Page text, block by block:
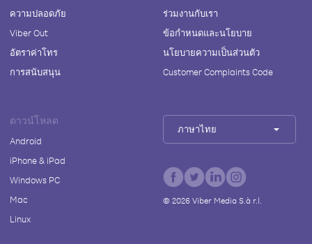
ความปลอดภัย
Viber Out
อัตราค่าโทร
การสนับสนุน
ร่วมงานกับเรา
ข้อกำหนดและนโยบาย
นโยบายความเป็นส่วนตัว
Customer Complaints Code
ดาวน์โหลด
Android
iPhone & iPad
Windows PC
Mac
Linux
ภาษาไทย
© 2026Viber Media S.à r.l.